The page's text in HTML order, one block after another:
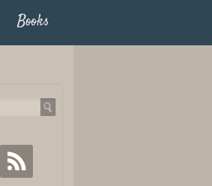
Books
Youtube